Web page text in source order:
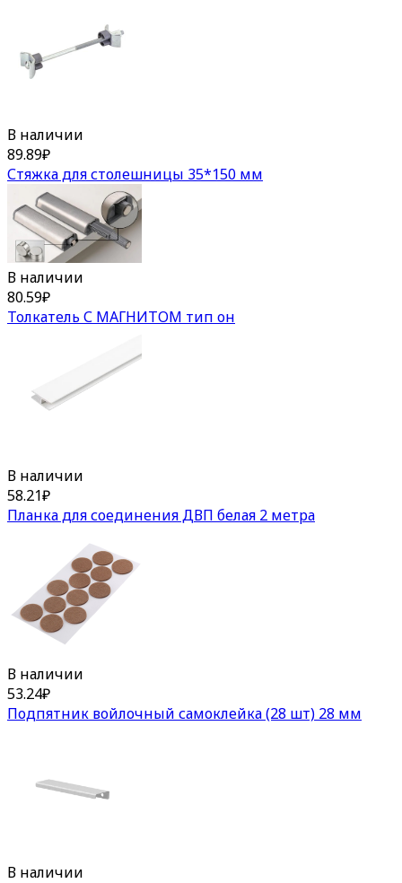
В наличии
89.89₽
Стяжка для столешницы 35*150 мм
В наличии
80.59₽
Толкатель С МАГНИТОМ тип он
В наличии
58.21₽
Планка для соединения ДВП белая 2 метра
В наличии
53.24₽
Подпятник войлочный самоклейка (28 шт) 28 мм
В наличии